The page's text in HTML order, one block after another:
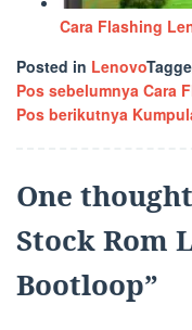
Cara Flashing
Posted in Lenovo
Navigasi
Pos sebelumnya Cara
Pos berikutnya
One
Stock Rom
Bootloop”